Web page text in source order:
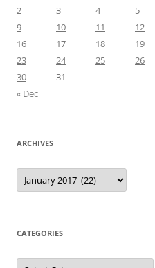
2
3 4 5
9
10 11 12
16
17 18 19
23
24 25 26
30
31
« Dec
ARCHIVES
Archives
CATEGORIES
Categories